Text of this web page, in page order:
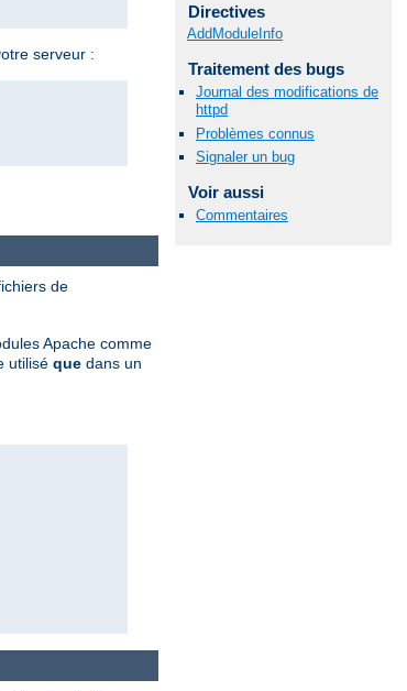
serveur :
Directives
AddModuleInfo
Traitement des bugs
Journal des modifications de
httpd
Problèmes connus
Signaler un bug
Voir aussi
Commentaires
de
Apache comme
utilisé que dans un